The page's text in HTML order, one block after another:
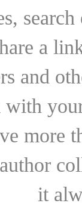
a
and
with
more
it